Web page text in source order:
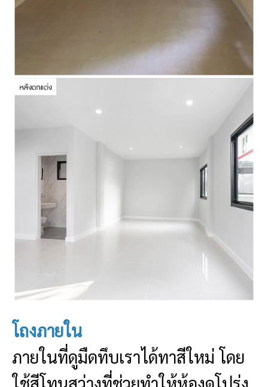
โถงภายใน
ภายในที่ดูมืดทึบเราได้ทาสีใหม่ โดย
ใช้สีโทนสว่างที่ช่วยทำให้ห้องดูโปร่ง